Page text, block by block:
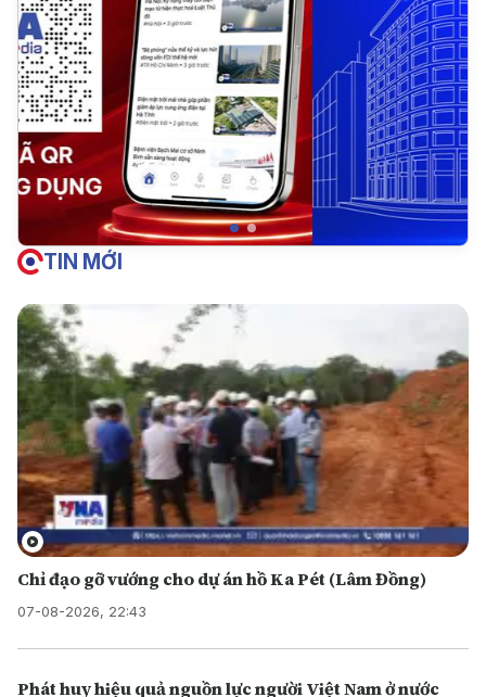
TIN MỚI
Chỉ đạo gỡ vướng cho dự án hồ Ka Pét (Lâm Đồng)
07-08-2026, 22:43
Phát huy hiệu quả nguồn lực người Việt Nam ở nước